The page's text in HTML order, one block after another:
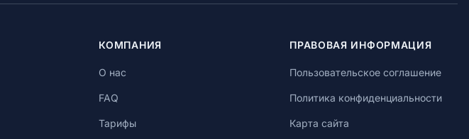
КОМПАНИЯ
О нас
FAQ
Тарифы
ПРАВОВАЯ ИНФОРМАЦИЯ
Пользовательское соглашение
Политика конфиденциальности
Карта сайта